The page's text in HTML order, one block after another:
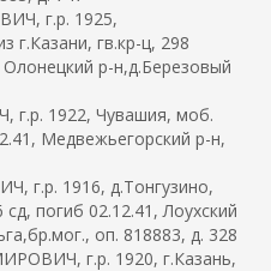
г.р. 1925,
г.Казани, гв.кр-ц, 298
Олонецкий р-н,д.Березовый
1922, Чувашия, моб.
Медвежьегорский р-н,
1916, д.Тонгузино,
погиб 02.12.41, Лоухский
оп. 818883, д. 328
г.р. 1920, г.Казань,